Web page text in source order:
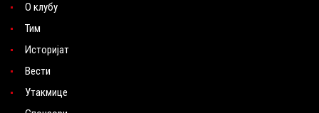
О клубу
Тим
Историјат
Вести
Утакмице